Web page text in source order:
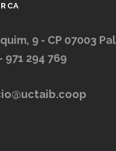
9 - CP 07003
971 294 769